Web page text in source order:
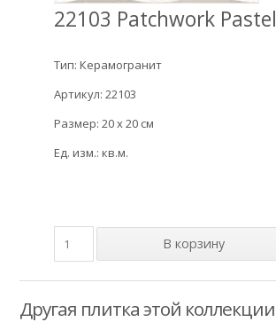
22103 Patchwork Pastel
Тип: Керамогранит
Артикул: 22103
Размер: 20 x 20 см
Ед. изм.: кв.м.
Другая плитка этой коллекции